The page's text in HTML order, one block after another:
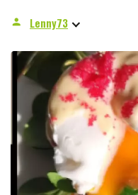
person Lenny73